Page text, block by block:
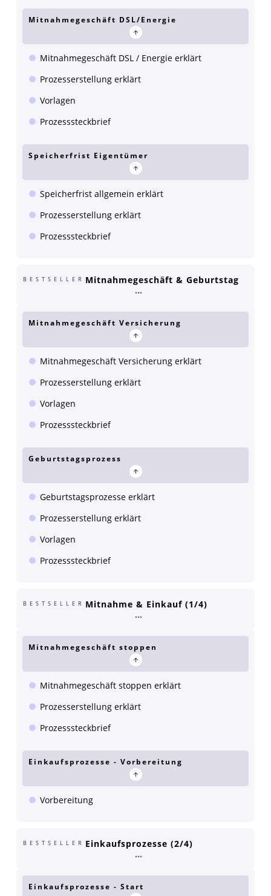
Mitnahmegeschäft DSL/Energie
Mitnahmegeschäft DSL / Energie erklärt
Prozesserstellung erklärt
Vorlagen
Prozesssteckbrief
Speicherfrist Eigentümer
Speicherfrist allgemein erklärt
Prozesserstellung erklärt
Prozesssteckbrief
BESTSELLER Mitnahmegeschäft & Geburtstag
Mitnahmegeschäft Versicherung
Mitnahmegeschäft Versicherung erklärt
Prozesserstellung erklärt
Vorlagen
Prozesssteckbrief
Geburtstagsprozess
Geburtstagsprozesse erklärt
Prozesserstellung erklärt
Vorlagen
Prozesssteckbrief
BESTSELLER Mitnahme & Einkauf (1/4)
Mitnahmegeschäft stoppen
Mitnahmegeschäft stoppen erklärt
Prozesserstellung erklärt
Prozesssteckbrief
Einkaufsprozesse - Vorbereitung
Vorbereitung
BESTSELLER Einkaufsprozesse (2/4)
Einkaufsprozesse - Start